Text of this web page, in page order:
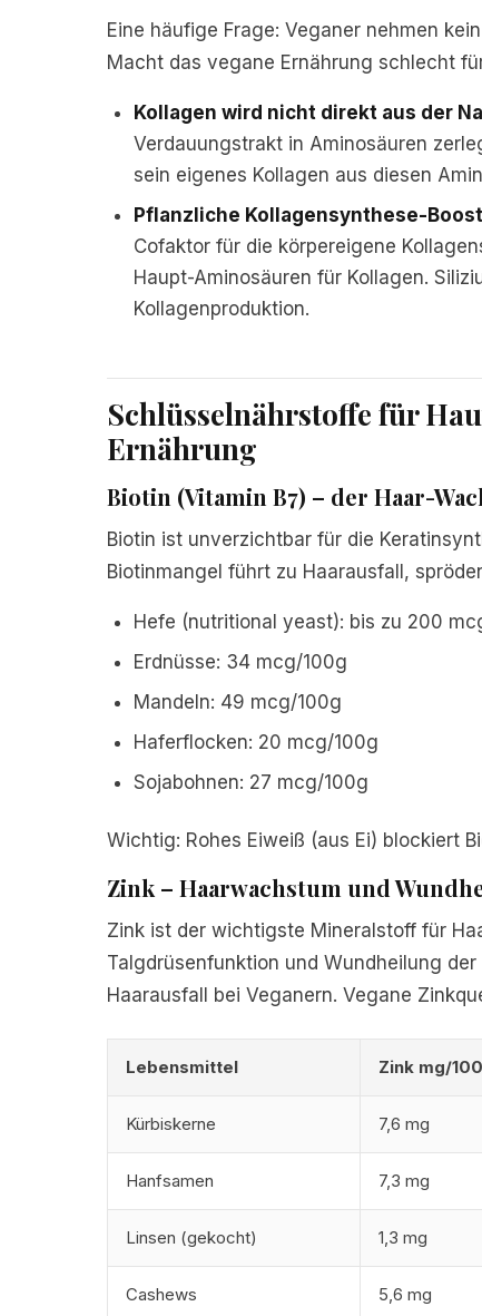
Eine häufige Frage: Veganer nehmen
Macht das vegane Ernährung schlecht
Kollagen wird nicht direkt aus der
Verdauungstrakt in Aminosäuren
sein eigenes Kollagen aus diesen
Pflanzliche Kollagensynthese-
Cofaktor für die körpereigene
Haupt-Aminosäuren für Kollagen.
Kollagenproduktion.
Schlüsselnährstoffe für
Ernährung
Biotin (Vitamin B7) – der Haar-
Biotin ist unverzichtbar für die
Biotinmangel führt zu Haarausfall,
Hefe (nutritional yeast): bis zu 200
Erdnüsse: 34 mcg/100g
Mandeln: 49 mcg/100g
Haferflocken: 20 mcg/100g
Sojabohnen: 27 mcg/100g
Wichtig: Rohes Eiweiß (aus Ei) blockiert
Zink – Haarwachstum und
Zink ist der wichtigste Mineralstoff für
Talgdrüsenfunktion und Wundheilung
Haarausfall bei Veganern. Vegane
Lebensmittel Zink mg/
Kürbiskerne 7,6 mg
Hanfsamen 7,3 mg
Linsen (gekocht) 1,3 mg
Cashews 5,6 mg